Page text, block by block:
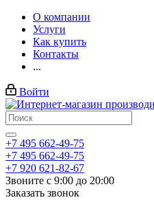
О компании
Услуги
Как купить
Контакты
...
Войти
+7 495 662-49-75
+7 495 662-49-75
+7 920 621-82-67
Звоните с 9:00 до 20:00
Заказать звонок